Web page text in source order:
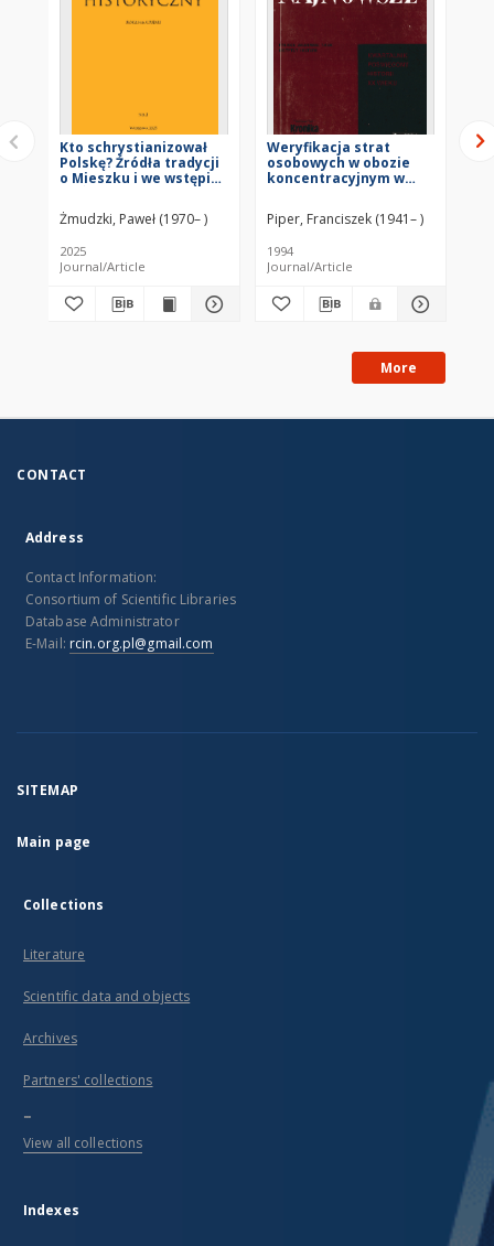
Kto schrystianizował
Polskę? Źródła tradycji
o Mieszku i we wstępie
Stanisława
Żmudzki, Paweł (1970– )
2025
Journal/Article
Weryfikacja strat
osobowych w obozie
koncentracyjnym w
Piper, Franciszek (1941– )
1994
Journal/Article
More
CONTACT
Address
Contact Information:
Consortium of Scientific Libraries
Database Administrator
E-Mail: rcin.org.pl@gmail.com
SITEMAP
Main page
Collections
Literature
Scientific data and objects
Archives
Partners' collections
...
View all collections
Indexes